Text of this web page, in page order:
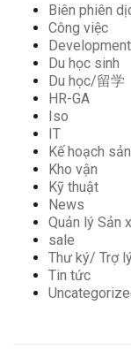
Biên phiên
Công việc
Development
Du học sinh
Du học/留学
HR-GA
Iso
IT
Kế hoạch
Kho vận
Kỹ thuật
News
Quản lý Sản
sale
Thư ký/ Trợ
Tin tức